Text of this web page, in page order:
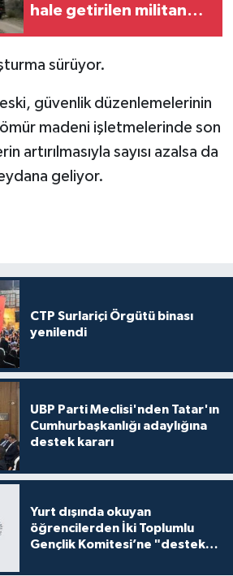
hale getirilen militan
sürüyor.
güvenlik düzenlemelerinin
madeni işletmelerinde son
artırılmasıyla sayısı azalsa da
geliyor.
CTP Surlariçi Örgütü binası
yenilendi
UBP Parti Meclisi'nden Tatar'ın
Cumhurbaşkanlığı adaylığına
destek kararı
Yurt dışında okuyan
öğrencilerden İki Toplumlu
Gençlik Komitesi’ne "destek